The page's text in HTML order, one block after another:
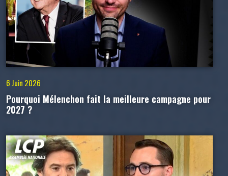
6 Juin 2026
Pourquoi Mélenchon fait la meilleure campagne pour
2027 ?